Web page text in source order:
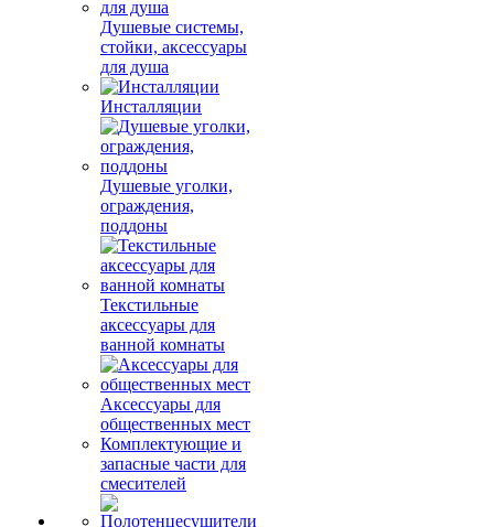
Душевые системы,
стойки, аксессуары
для душа
Инсталляции
Душевые уголки,
ограждения,
поддоны
Текстильные
аксессуары для
ванной комнаты
Аксессуары для
общественных мест
Комплектующие и
запасные части для
смесителей